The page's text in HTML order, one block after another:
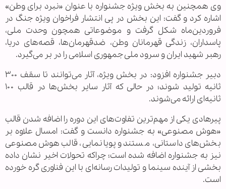
وی همچنین به بخش ویژه جشنواره با عنوان «نبرد برای وطن»
اشاره کرد و گفت: این بخش در پی انتشار فراخوان ویژه جنگ در
فروردین‌ماه شکل گرفت و موضوعاتی همچون وحدت ملی،
پاسداران، زندگی قهرمانان وطن، ضدقهرمان‌ها، قصه‌های دریا،
رهبر شهید ایران و سرود ملی جمهوری اسلامی را در بر می‌گیرد.
دبیر جشنواره افزود: در بخش ویژه، آثار می‌توانند تا سقف ۳۰۰
ثانیه تولید شوند؛ در حالی که آثار سایر بخش‌ها در قالب ۱۰۰
ثانیه‌ای ارائه می‌شوند.
پیرهادی یکی از مهم‌ترین تفاوت‌های این دوره را اضافه شدن قالب
«هوش مصنوعی» به جشنواره دانست و گفت: امسال علاوه بر
بخش‌های داستانی، مستند و پویانمایی، قالب هوش مصنوعی
نیز به جشنواره اضافه شده است؛ چراکه تحولات اخیر نشان داده
بخشی از آینده سینما و تولیدات رسانه‌ای با این فناوری گره خورده
است.